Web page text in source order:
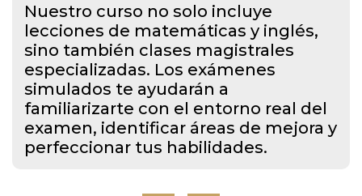
Nuestro curso no solo incluye
lecciones de matemáticas y inglés,
sino también clases magistrales
especializadas. Los exámenes
simulados te ayudarán a
familiarizarte con el entorno real del
examen, identificar áreas de mejora y
perfeccionar tus habilidades.